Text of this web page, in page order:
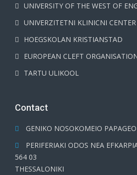
UNIVERSITY OF THE WEST OF
UNIVERZITETNI KLINICNI
HOEGSKOLAN KRISTIANSTAD
EUROPEAN CLEFT
TARTU ULIKOOL
Contact
GENIKO NOSOKOMEIO
PERIFERIAKI ODOS NEA
564 03
THESSALONIKI